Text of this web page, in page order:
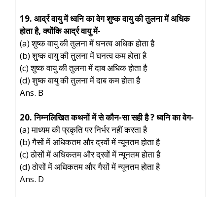
19. आर्द्र वायु में ध्वनि का वेग शुष्क वायु की तुलना में अधिक
होता है, क्योंकि आर्द्र वायु में-
(a) शुष्क वायु की तुलना में घनत्व अधिक होता है
(b) शुष्क वायु की तुलना में घनत्व कम होता है
(c) शुष्क वायु की तुलना में दाब अधिक होता है
(d) शुष्क वायु की तुलना में दाब कम होता है
Ans. B
20. निम्नलिखित कथनों में से कौन-सा सही है ? ध्वनि का वेग-
(a) माध्यम की प्रकृति पर निर्भर नहीं करता है
(b) गैसों में अधिकतम और द्रवों में न्यूनतम होता है
(c) ठोसों में अधिकतम और द्रवों में न्यूनतम होता है
(d) ठोसों में अधिकतम और गैसों में न्यूनतम होता है
Ans. D